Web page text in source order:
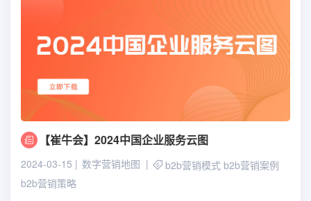
【崔牛会】2024中国企业服务云图
2024-03-15 数字营销地图 b2b营销模式 b2b营销案例
b2b营销策略